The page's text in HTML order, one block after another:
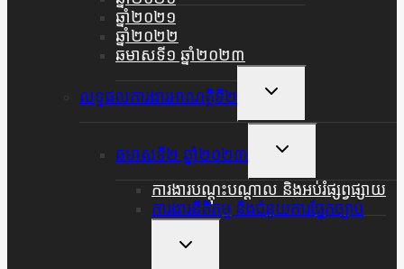
ឆ្នាំ២០២១
ឆ្នាំ២០២២
ឆមាសទី១ ឆ្នាំ២០២៣
លទ្ធផលការងារអាណត្តិទី២
Toggle
Menu
ឆមាសទី២ ឆ្នាំ២០២៣
Toggle
Menu
ការងារបណ្តុះបណ្តាល និងអប់រំផ្សព្វផ្សាយ
ការងារនីតិកម្ម និងជំនួយការផ្នែកច្បាប់
Toggle